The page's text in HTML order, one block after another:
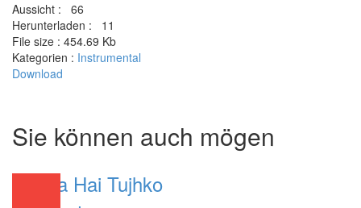
Aussicht :
66
Herunterladen :
11
File size : 454.69 Kb
Kategorien : Instrumental
Download
Sie können auch mögen
Chaha Hai Tujhko